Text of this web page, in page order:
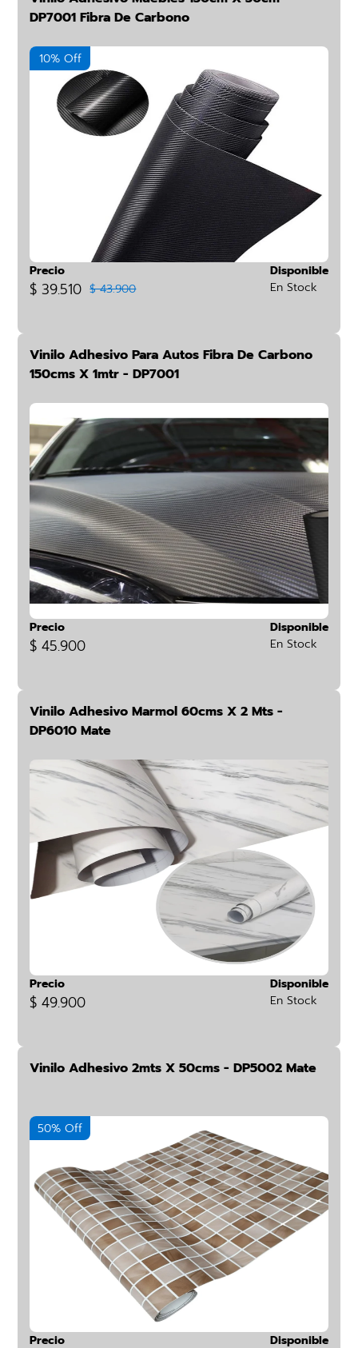
DP7001 Fibra De Carbono
10% Off
Precio
$ 39.510 $ 43.900
Disponible
En Stock
Vinilo Adhesivo Para Autos Fibra De Carbono
150cms X 1mtr - DP7001
Precio
$ 45.900
Disponible
En Stock
Vinilo Adhesivo Marmol 60cms X 2 Mts -
DP6010 Mate
Precio
$ 49.900
Disponible
En Stock
Vinilo Adhesivo 2mts X 50cms - DP5002 Mate
50% Off
Precio
Disponible